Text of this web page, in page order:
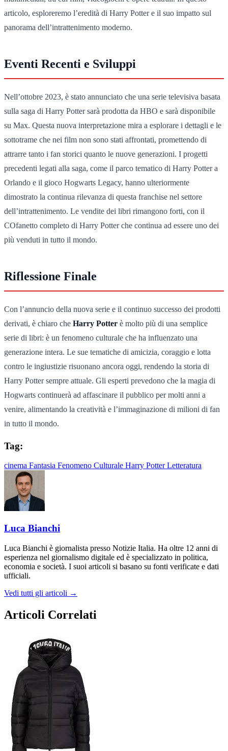
articolo, esploreremo l’eredità di Harry Potter e il suo impatto sul
panorama dell’intrattenimento moderno.
Eventi Recenti e Sviluppi
Nell’ottobre 2023, è stato annunciato che una serie televisiva basata
sulla saga di Harry Potter sarà prodotta da HBO e sarà disponibile
su Max. Questa nuova interpretazione mira a esplorare i dettagli e le
sottotrame che nei film non sono stati affrontati, promettendo di
attrarre tanto i fan storici quanto le nuove generazioni. I progetti
precedenti legati alla saga, come il parco tematico di Harry Potter a
Orlando e il gioco Hogwarts Legacy, hanno ulteriormente
dimostrato la continua rilevanza di questa franchise nel settore
dell’intrattenimento. Le vendite dei libri rimangono forti, con il
COfanetto completo di Harry Potter che continua ad essere uno dei
più venduti in tutto il mondo.
Riflessione Finale
Con l’annuncio della nuova serie e il continuo successo dei prodotti
derivati, è chiaro che Harry Potter è molto più di una semplice
serie di libri: è un fenomeno culturale che ha influenzato una
generazione intera. Le sue tematiche di amicizia, coraggio e lotta
contro le ingiustizie risuonano ancora oggi, rendendo la storia di
Harry Potter sempre attuale. Gli esperti prevedono che la magia di
Hogwarts continuerà ad affascinare il pubblico per molti anni a
venire, alimentando la creatività e l’immaginazione di milioni di fan
in tutto il mondo.
Tag:
cinema Fantasia Fenomeno Culturale Harry PotterLetteratura
Luca Bianchi
Luca Bianchi è giornalista presso Notizie Italia. Ha oltre 12 anni di
esperienza nel giornalismo digitale ed è specializzato in politica,
economia e società. I suoi articoli si basano su fonti verificate e dati
ufficiali.
Vedi tutti gli articoli →
Articoli Correlati